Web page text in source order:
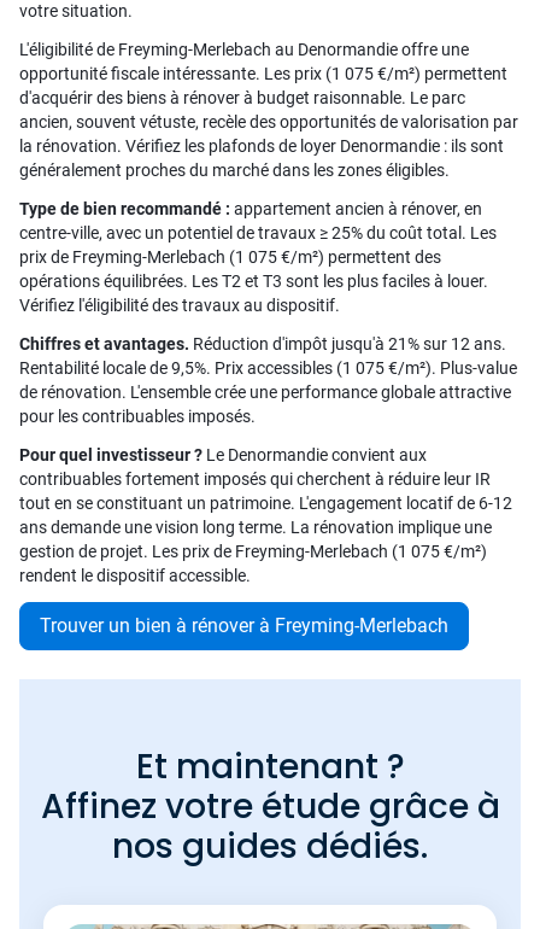
votre situation.
L'éligibilité de Freyming-Merlebach au Denormandie offre une
opportunité fiscale intéressante. Les prix (1 075 €/m²) permettent
d'acquérir des biens à rénover à budget raisonnable. Le parc
ancien, souvent vétuste, recèle des opportunités de valorisation par
la rénovation. Vérifiez les plafonds de loyer Denormandie : ils sont
généralement proches du marché dans les zones éligibles.
Type de bien recommandé : appartement ancien à rénover, en
centre-ville, avec un potentiel de travaux ≥ 25% du coût total. Les
prix de Freyming-Merlebach (1 075 €/m²) permettent des
opérations équilibrées. Les T2 et T3 sont les plus faciles à louer.
Vérifiez l'éligibilité des travaux au dispositif.
Chiffres et avantages. Réduction d'impôt jusqu'à 21% sur 12 ans.
Rentabilité locale de 9,5%. Prix accessibles (1 075 €/m²). Plus-value
de rénovation. L'ensemble crée une performance globale attractive
pour les contribuables imposés.
Pour quel investisseur ? Le Denormandie convient aux
contribuables fortement imposés qui cherchent à réduire leur IR
tout en se constituant un patrimoine. L'engagement locatif de 6-12
ans demande une vision long terme. La rénovation implique une
gestion de projet. Les prix de Freyming-Merlebach (1 075 €/m²)
rendent le dispositif accessible.
Trouver un bien à rénover à Freyming-Merlebach
Et maintenant ?
Affinez votre étude grâce à
nos guides dédiés.